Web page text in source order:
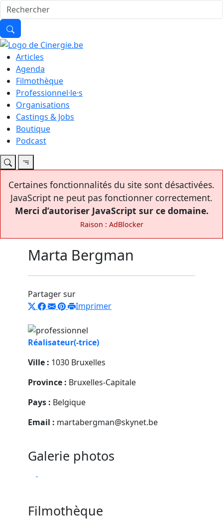
Articles
Agenda
Filmothèque
Professionnel·le·s
Organisations
Castings & Jobs
Boutique
Podcast
Certaines fonctionnalités du site sont désactivées.
JavaScript ne peut pas fonctionner correctement.
Merci d’autoriser JavaScript sur ce domaine.
Raison : AdBlocker
Marta Bergman
Partager sur
Imprimer
Réalisateur(-trice)
Ville : 1030 Bruxelles
Province : Bruxelles-Capitale
Pays : Belgique
Email : martabergman@skynet.be
Galerie photos
Filmothèque